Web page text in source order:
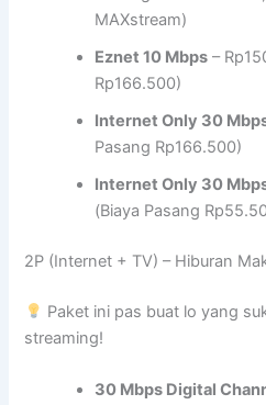
MAXstream)
Eznet 10 Mbps –
Rp166.500)
Internet Only 30
Pasang Rp166.500)
Internet Only 30
(Biaya Pasang
2P (Internet + TV) – Hiburan
Paket ini pas buat lo yang
streaming!
30 Mbps Digital